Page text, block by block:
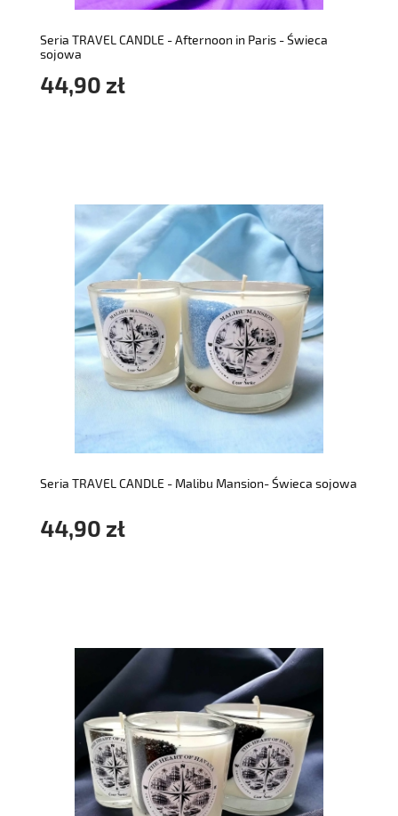
Seria TRAVEL CANDLE - Afternoon in Paris - Świeca
sojowa
44,90 zł
Seria TRAVEL CANDLE - Malibu Mansion- Świeca sojowa
44,90 zł
do koszyka